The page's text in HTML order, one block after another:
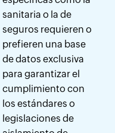
sanitaria o la de
seguros requieren o
prefieren una base
de datos exclusiva
para garantizar el
cumplimiento con
los estándares o
legislaciones de